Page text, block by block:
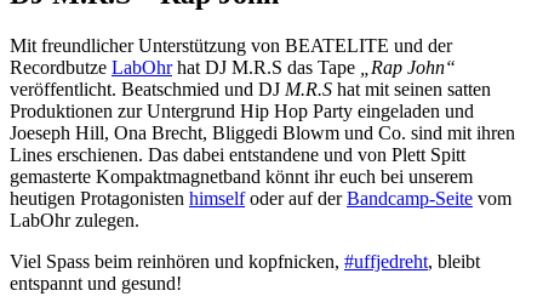
Mit freundlicher Unterstützung von BEATELITE und der
Recordbutze LabOhrhat DJ M.R.S das Tape
„Rap John“
veröffentlicht. Beatschmied und DJ M.R.S hat mit seinen satten
Produktionen zur Untergrund Hip Hop Party eingeladen und
Joeseph Hill, Ona Brecht, Bliggedi Blowm und Co. sind mit ihren
Lines erschienen. Das dabei entstandene und von Plett Spitt
gemasterte Kompaktmagnetband könnt ihr euch bei unserem
heutigen Protagonisten himselfoder auf derBandcamp-Seite vom
LabOhr zulegen.
Viel Spass beim reinhören und kopfnicken, #uffjedreht, bleibt
entspannt und gesund!